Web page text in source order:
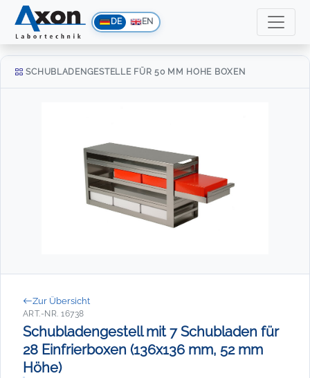
DE EN
SCHUBLADENGESTELLE FÜR 50 MM HOHE BOXEN
Zur Übersicht
ART.-NR. 16738
Schubladengestell mit 7 Schubladen für
28 Einfrierboxen (136x136 mm, 52 mm
Höhe)